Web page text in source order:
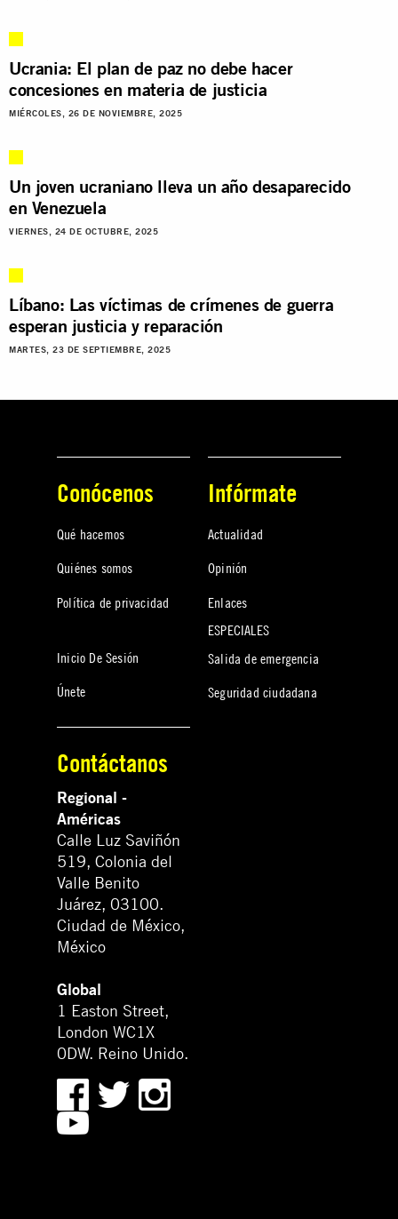
Ucrania: El plan de paz no debe hacer
concesiones en materia de justicia
MIÉRCOLES, 26 DE NOVIEMBRE, 2025
Un joven ucraniano lleva un año desaparecido
en Venezuela
VIERNES, 24 DE OCTUBRE, 2025
Líbano: Las víctimas de crímenes de guerra
esperan justicia y reparación
MARTES, 23 DE SEPTIEMBRE, 2025
Conócenos
Qué hacemos
Quiénes somos
Política de privacidad
Inicio De Sesión
Únete
Infórmate
Actualidad
Opinión
Enlaces
ESPECIALES
Salida de emergencia
Seguridad ciudadana
Contáctanos
Regional -
Américas
Calle Luz Saviñón
519, Colonia del
Valle Benito
Juárez, 03100.
Ciudad de México,
México
Global
1 Easton Street,
London WC1X
0DW. Reino Unido.